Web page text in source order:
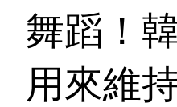
舞蹈！
用來維